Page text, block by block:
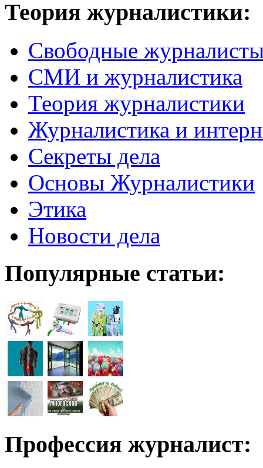
Теория журналистики:
Свободные
СМИ и журналистика
Теория журналистики
Журналистика и
Секреты дела
Основы Журналистики
Этика
Новости дела
Популярные статьи:
Профессия журналист: